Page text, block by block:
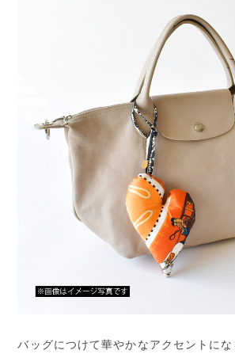
バッグにつけて華やかなアクセントに